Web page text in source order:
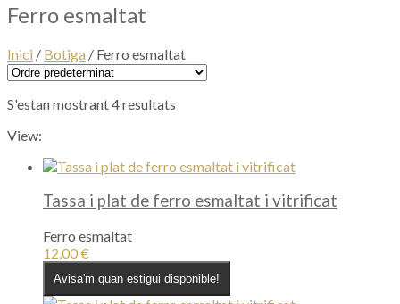
Ferro esmaltat
Inici / Botiga / Ferro esmaltat
S'estan mostrant 4 resultats
View:
Tassa i plat de ferro esmaltat i vitrificat
Ferro esmaltat
12,00€
Avisa'm quan estigui disponible!